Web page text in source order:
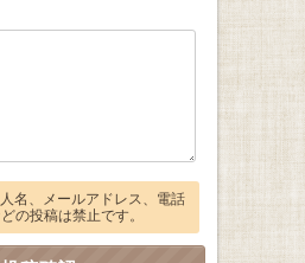
名、メールアドレス、電話
の投稿は禁止です。